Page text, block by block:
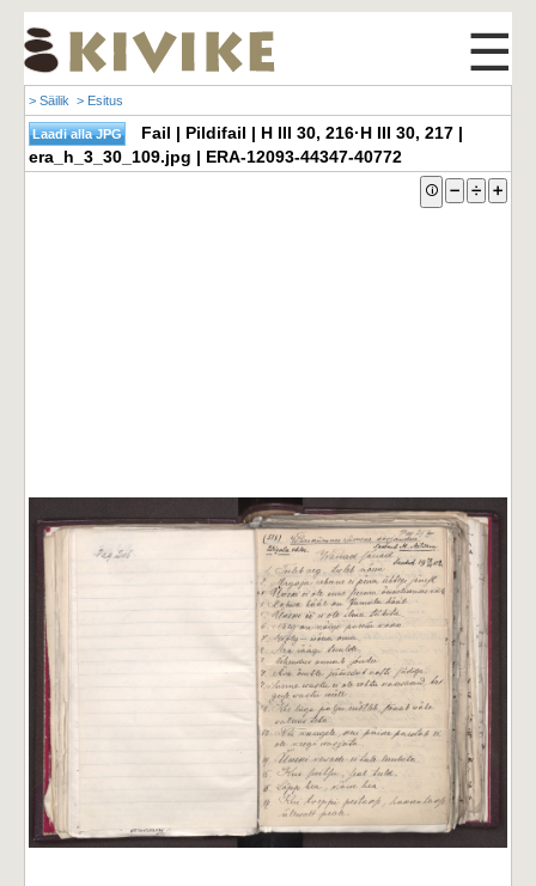
☰
> Säilik > Esitus
Fail | Pildifail | H III 30, 216·H III 30, 217 |
era_h_3_30_109.jpg | ERA-12093-44347-40772